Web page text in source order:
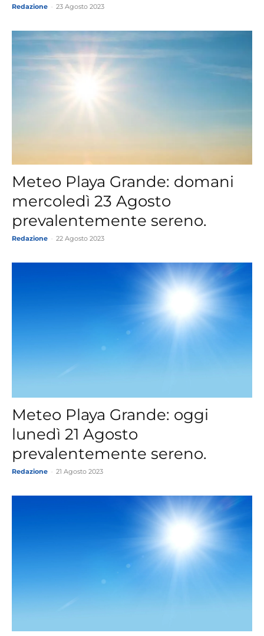
Redazione 23 Agosto 2023
Meteo Playa Grande: domani
mercoledì 23 Agosto
prevalentemente sereno.
Redazione 22 Agosto 2023
Meteo Playa Grande: oggi
lunedì 21 Agosto
prevalentemente sereno.
Redazione 21 Agosto 2023